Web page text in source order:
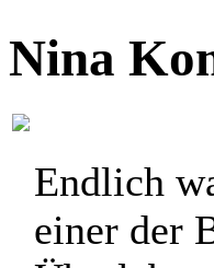
Nina
Endlich
einer der